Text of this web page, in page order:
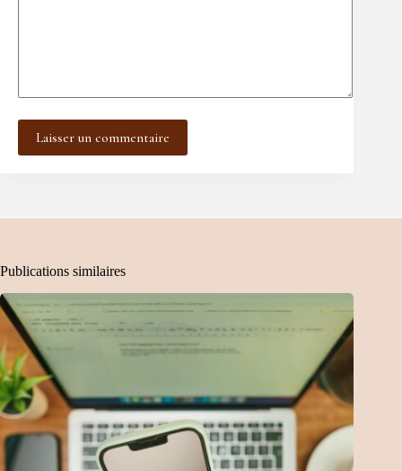
Laisser un commentaire
Publications similaires